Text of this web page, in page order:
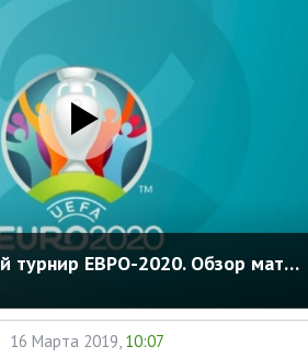
Отборочный турнир ЕВРО-2020. Обзор матчей за 21.03.2019
16 Марта 2019, 10:07